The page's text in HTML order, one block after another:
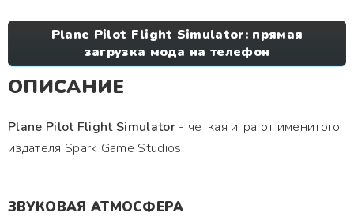
Plane Pilot Flight Simulator: прямая
загрузка мода на телефон
ОПИСАНИЕ
Plane Pilot Flight Simulator- четкая игра от именитого
издателя Spark Game Studios.
ЗВУКОВАЯ АТМОСФЕРА